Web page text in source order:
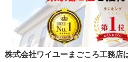
株式会社ワイユーまごころ工務店